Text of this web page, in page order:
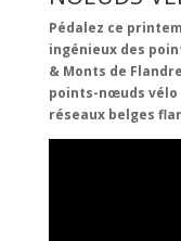
Pédalez ce
ingénieux des
& Monts de
points-nœuds vélo
réseaux belges